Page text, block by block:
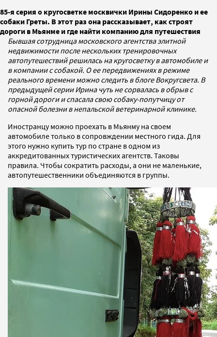
85-я серия о кругосветке москвички Ирины Сидоренко и ее
собаки Греты. В этот раз она рассказывает, как строят
дороги в Мьянме и где найти компанию для путешествия
Бывшая сотрудница московского агентства элитной
недвижимости после нескольких тренировочных
автопутешествий решилась на кругосветку в автомобиле и
в компании с собакой. О ее передвижениях в режиме
реального времени можно следить в блоге Вокругсвета. В
предыдущей серии Ирина чуть не сорвалась в обрыв с
горной дороги и спасала свою собаку-попутчицу от
опасной болезни в непальской ветеринарной клинике.
Иностранцу можно проехать в Мьянму на своем
автомобиле только в сопровждении местного гида. Для
этого нужно купить тур по стране в одном из
аккредитованных туристических агентств. Таковы
правила. Чтобы сократить расходы, а они не маленькие,
автопутешественники объединяются в группы.